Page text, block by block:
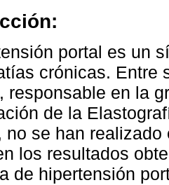
portal es un
crónicas. Entre
responsable en la
de la
no se han
los resultados
de hipertensión